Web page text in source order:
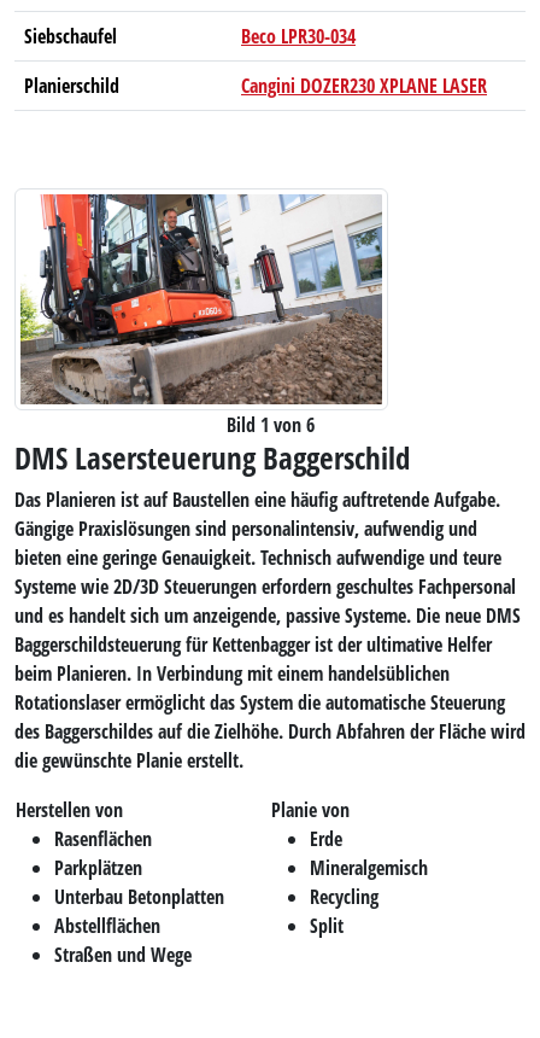
Siebschaufel
Beco LPR30-034
Planierschild
Cangini DOZER230 XPLANE LASER
Bild 1 von 6
DMS Lasersteuerung Baggerschild
Das Planieren ist auf Baustellen eine häufig auftretende Aufgabe.
Gängige Praxis­lösungen sind personalintensiv, aufwendig und
bieten eine geringe Genauigkeit. Technisch aufwendige und teure
Systeme wie 2D/3D Steuerungen erfordern geschultes Fachpersonal
und es handelt sich um anzeigende, passive Systeme. Die neue DMS
Baggerschildsteuerung für Kettenbagger istder ultimative Helfer
beim Planieren. In Verbindung mit einem handelsüblichen
Rotationslaser ermöglicht das System die automatische Steuerung
des Baggerschildes auf die Zielhöhe. Durch Abfahren der Fläche wird
die gewünschte Planie erstellt.
Herstellen von
Rasenflächen
Parkplätzen
Unterbau Betonplatten
Abstellflächen
Straßen und Wege
Planie von
Erde
Mineralgemisch
Recycling
Split